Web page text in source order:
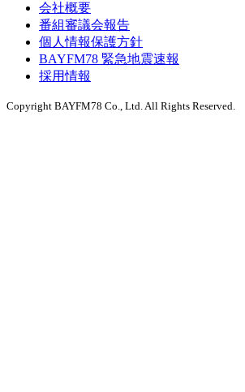
会社概要
番組審議会報告
個人情報保護方針
BAYFM78 緊急地震速報
採用情報
Copyright BAYFM78 Co., Ltd. All Rights Reserved.